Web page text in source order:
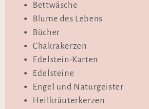
Bettwäsche
Blume des Lebens
Bücher
Chakrakerzen
Edelstein-Karten
Edelsteine
Engel und Naturgeister
Heilkräuterkerzen